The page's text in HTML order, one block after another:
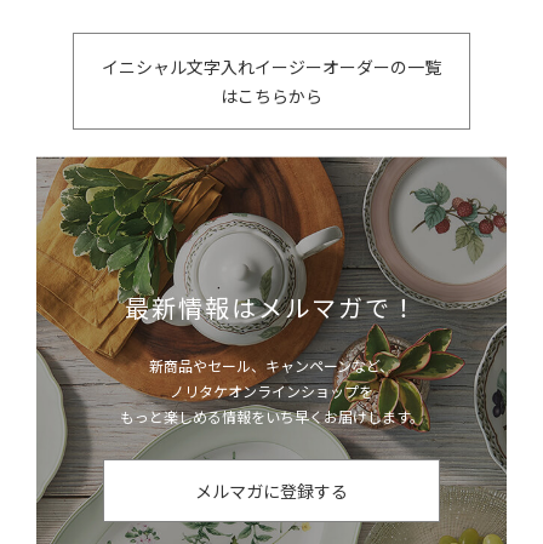
イニシャル文字入れイージーオーダーの一覧
はこちらから
最新情報はメルマガで！
新商品やセール、キャンペーンなど、
ノリタケオンラインショップを
もっと楽しめる情報をいち早くお届けします。
メルマガに登録する